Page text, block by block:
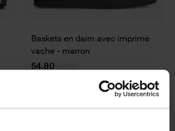
Baskets en daim avec imprimé
vache - marron
54.80